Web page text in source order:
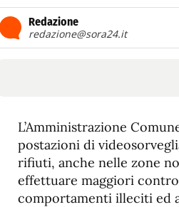
Redazione
redazione@sora24.it
L’Amministrazione
postazioni di
rifiuti, anche nelle zone
effettuare maggiori
comportamenti illeciti ed